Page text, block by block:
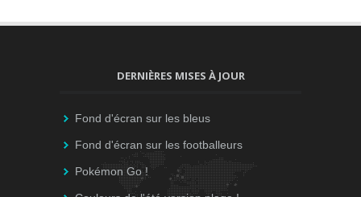
DERNIÈRES MISES À JOUR
Fond d'écran sur les bleus
Fond d'écran sur les footballeurs
Pokémon Go !